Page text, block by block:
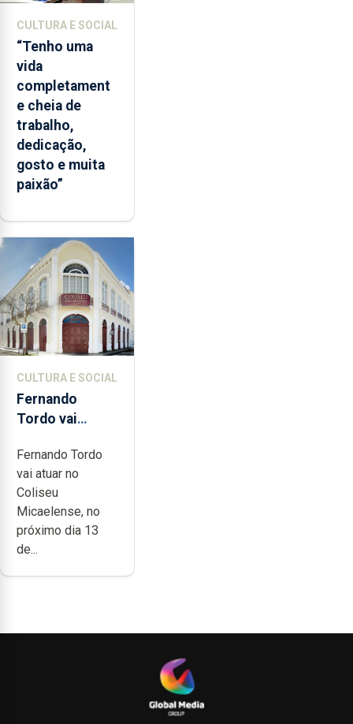
CULTURA E SOCIAL
“Tenho uma
vida
completament
e cheia de
trabalho,
dedicação,
gosto e muita
paixão”
CULTURA E SOCIAL
Fernando
Tordo vai
anos de
carreira no
Coliseu
Micaelense
Fernando Tordo
vai atuar no
Coliseu
Micaelense, no
próximo dia 13
de...